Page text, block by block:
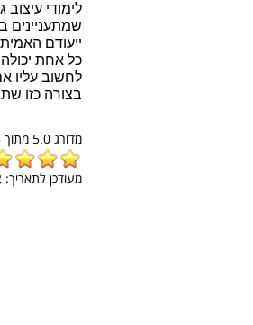
ייעודם
בצורה כזו
מדורג5.0 מתוך
מעודכן לתאריך: